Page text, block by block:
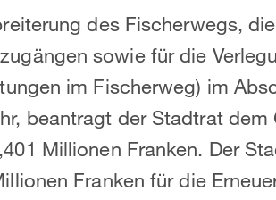
des Fischerwegs,
sowie für die
im Fischerweg) im
beantragt der Stadtrat
Millionen Franken. Der
Franken für die